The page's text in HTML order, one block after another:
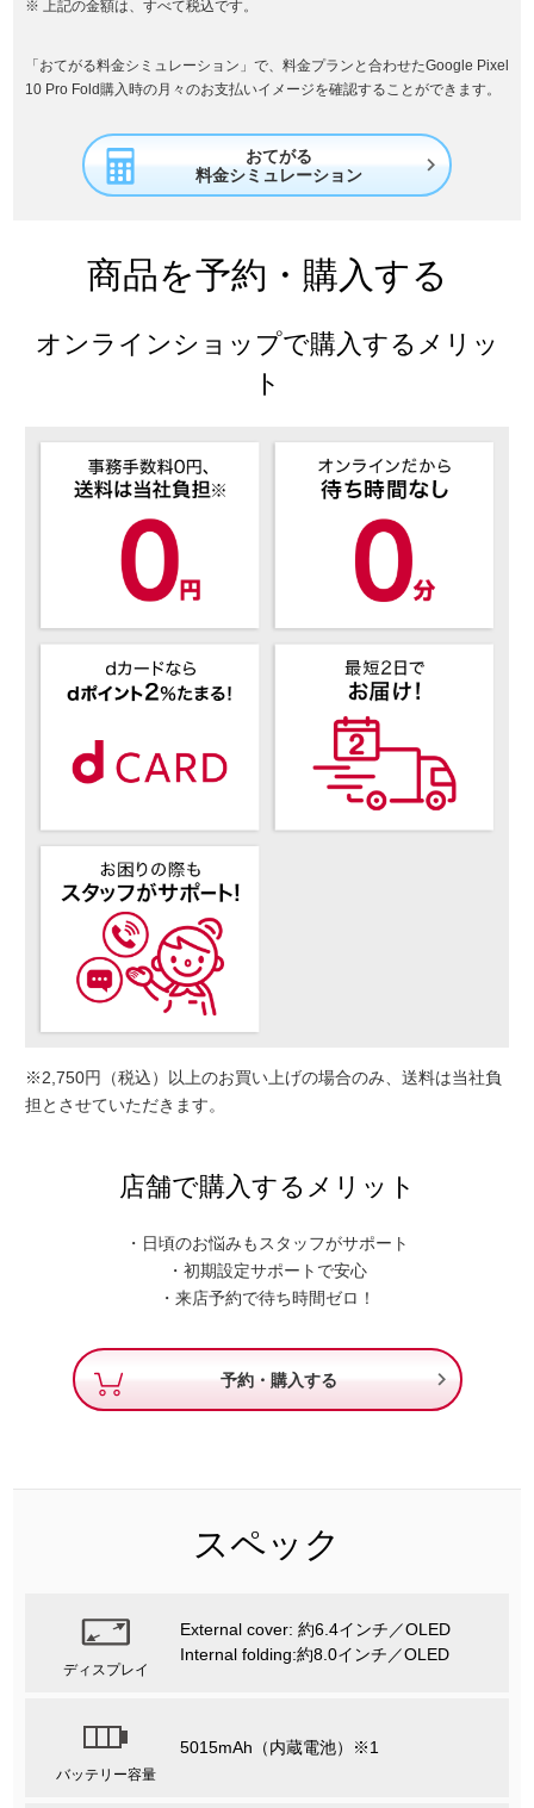
上記の金額は、すべて税込です。
「おてがる料金シミュレーション」で、料金プランと合わせたGoogle Pixel
10 Pro Fold購入時の月々のお支払いイメージを確認することができます。
おてがる
料金シミュレーション

商品を予約・購入する
オンラインショップで購入するメリッ
ト
※2,750円（税込）以上のお買い上げの場合のみ、送料は当社負
担とさせていただきます。
店舗で購入するメリット
・日頃のお悩みもスタッフがサポート
・初期設定サポートで安心
・来店予約で待ち時間ゼロ！
予約・購入する 
スペック
ディスプレイ
External cover: 約6.4インチ／OLED
Internal folding:約8.0インチ／OLED
バッテリー容量
5015mAh（内蔵電池）※1